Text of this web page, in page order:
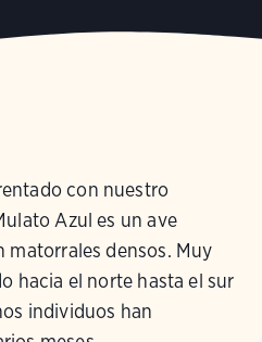
con nuestro
Azul es un ave
matorrales densos. Muy
hacia el norte hasta el sur
individuos han